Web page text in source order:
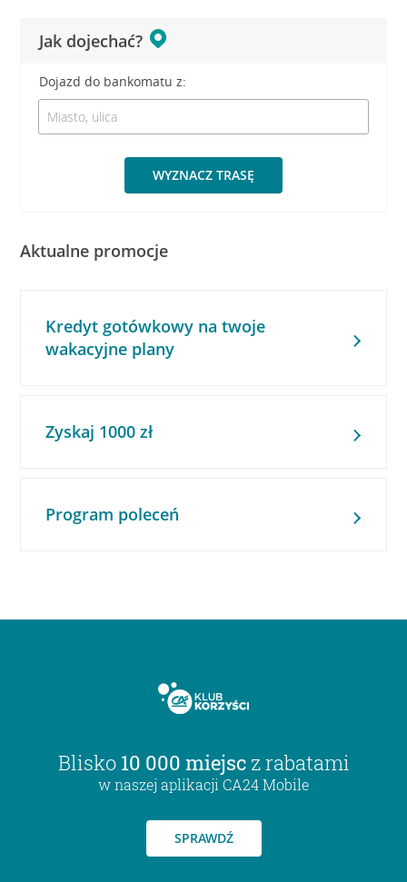
Jak dojechać?
Dojazd do bankomatu z:
WYZNACZ TRASĘ
Aktualne promocje
Kredyt gotówkowy na twoje
wakacyjne plany
Zyskaj 1000 zł
Program poleceń
Blisko 10 000 miejsc z rabatami
w naszej aplikacji CA24 Mobile
SPRAWDŹ